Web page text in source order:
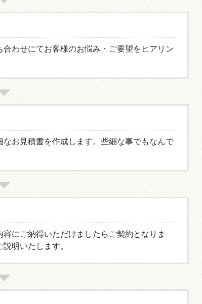
わせにてお客様のお悩み・ご要望をヒアリン
お見積書を作成します。些細な事でもなんで
にご納得いただけましたらご契約となりま
明いたします。